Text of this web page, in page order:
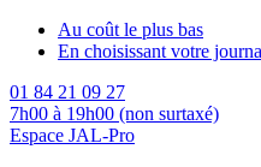
Au coût le plus bas
En choisissant votre
01 84 21 09 27
7h00 à 19h00 (non surtaxé)
Espace JAL-Pro